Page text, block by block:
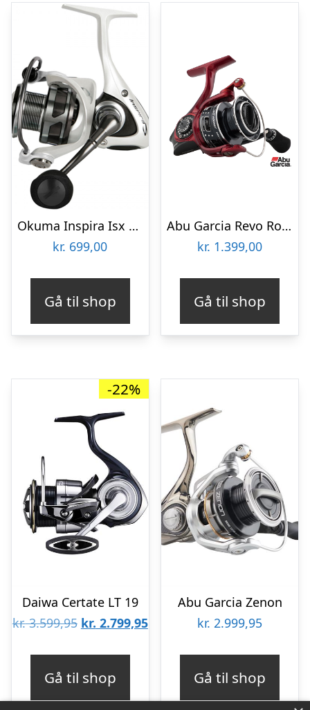
Okuma Inspira Isx 30 – Fastspolehjul
kr. 699,00
Gå til shop
Abu Garcia Revo Rocket Spin 20 – Fastspolehjul
kr. 1.399,00
Gå til shop
-22%
Daiwa Certate LT 19
kr.3.599,95 Den
var:
kr. 2.799,95Den
Gå til shop
Abu Garcia Zenon
kr. 2.999,95
Gå til shop